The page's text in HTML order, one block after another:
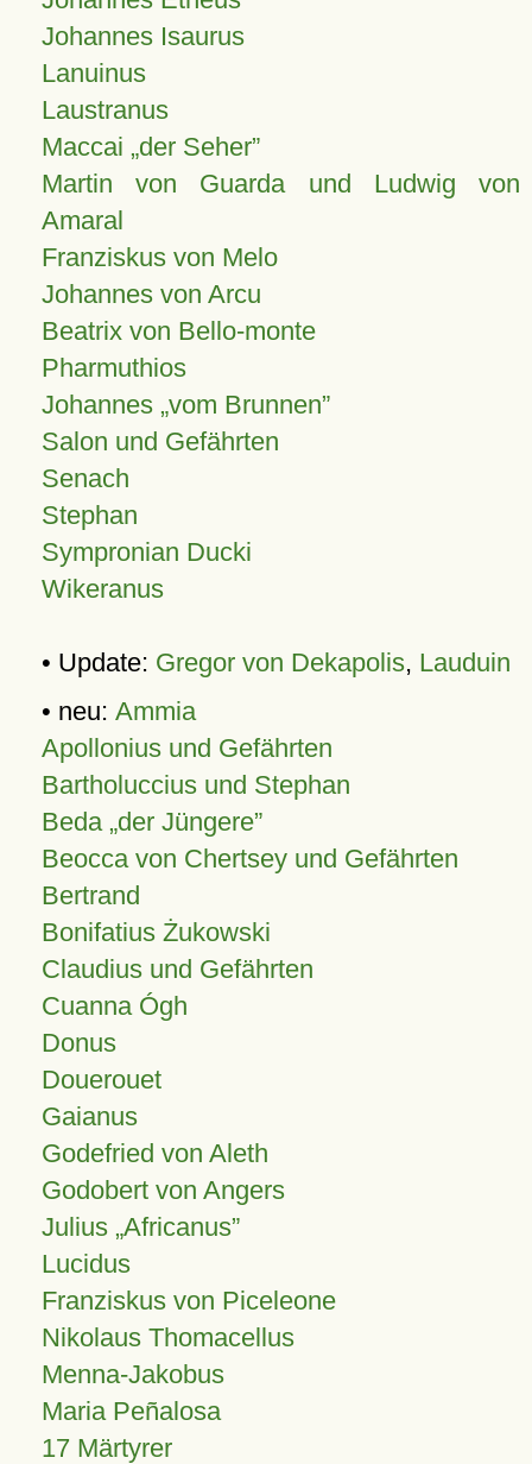
Johannes Isaurus
Lanuinus
Laustranus
Maccai „der Seher”
Martin von Guarda und Ludwig von
Amaral
Franziskus von Melo
Johannes von Arcu
Beatrix von Bello-monte
Pharmuthios
Johannes vom Brunnen
Salon und Gefährten
Senach
Stephan
Sympronian Ducki
Wikeranus
• Update: Gregor von Dekapolis, Lauduin
• neu: Ammia
Apollonius und Gefährten
Bartholuccius und Stephan
Beda „der Jüngere”
Beocca von Chertsey und Gefährten
Bertrand
Bonifatius Żukowski
Claudius und Gefährten
Cuanna Ógh
Donus
Douerouet
Gaianus
Godefried von Aleth
Godobert von Angers
Julius Africanus
Lucidus
Franziskus von Piceleone
Nikolaus Thomacellus
Menna-Jakobus
Maria Peñalosa
17 Märtyrer